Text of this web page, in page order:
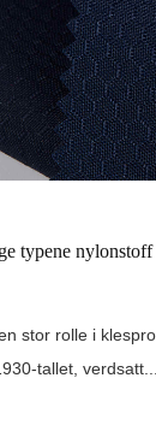
typene nylonstoff
stor rolle i
tallet,